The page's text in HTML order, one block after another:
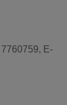
E-